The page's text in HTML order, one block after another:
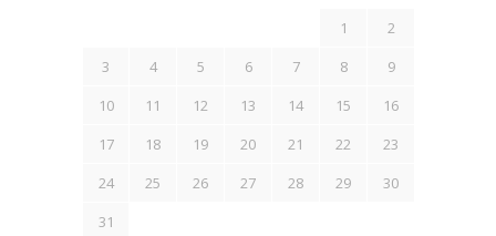
1
2
3
4 5 6 7 8
9
10
11 12 13 14 15
16
17
18 19 20 21 22
23
24
25 26 27 28 29
30
31